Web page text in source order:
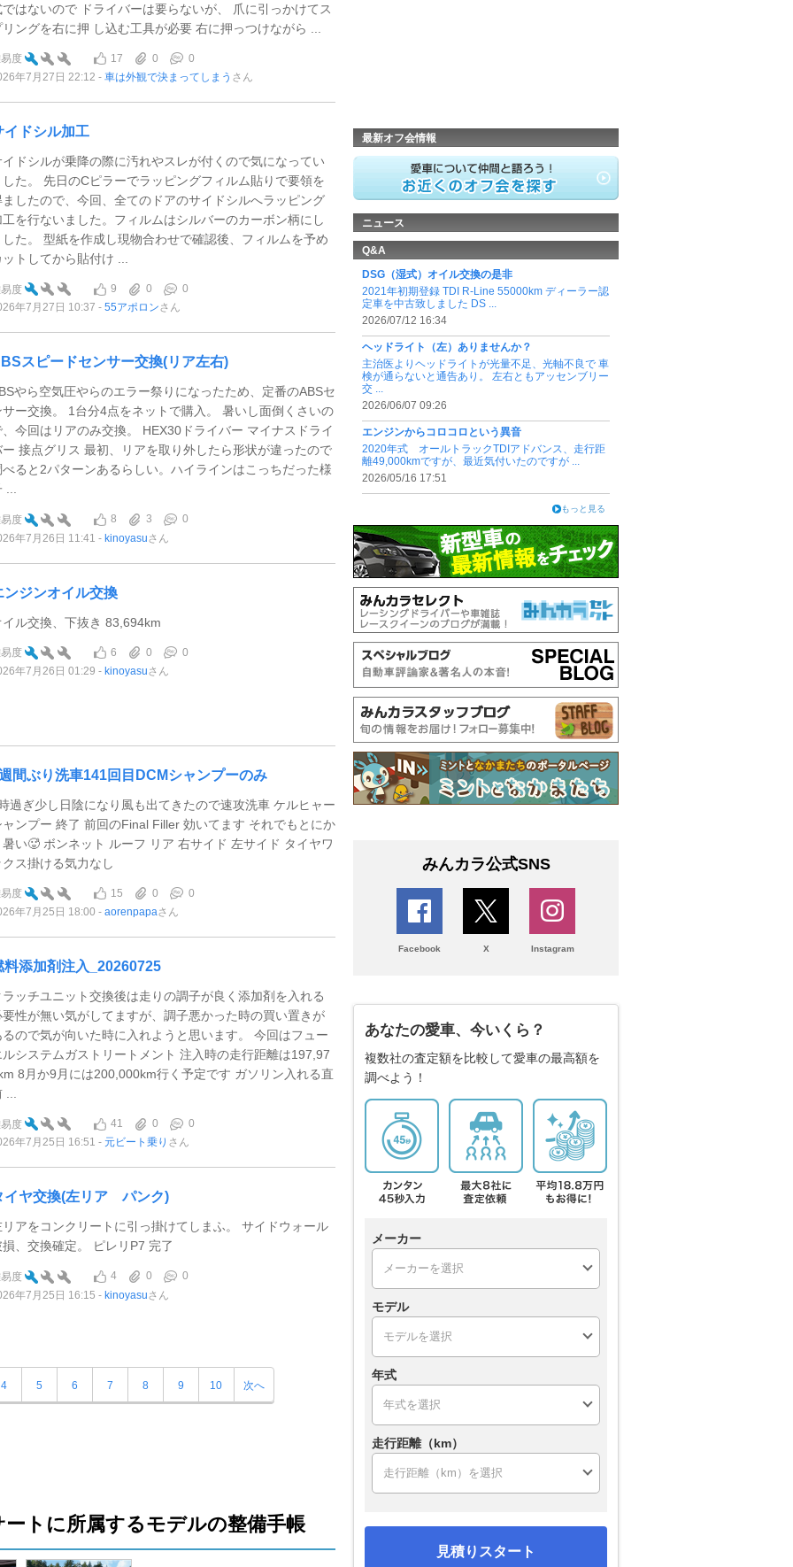
ではないので ドライバーは要らないが、 爪に引っかけてス
リングを右に押 し込む工具が必要 右に押っつけながら ...
度 17 0
0
年7月27日 22:12
車は外観で決まってしまう さん
イドシル加工
イドシルが乗降の際に汚れやスレが付くので気になってい
した。 先日のCピラーでラッピングフィルム貼りで要領を
ましたので、今回、全てのドアのサイドシルへラッピング
工を行ないました。フィルムはシルバーのカーボン柄にし
した。 型紙を作成し現物合わせで確認後、フィルムを予め
トしてから貼付け ...
度 9 0
0
年7月27日 10:37
55アポロンさん
スピードセンサー交換(リア左右)
やら空気圧やらのエラー祭りになったため、定番のABSセ
サー交換。 1台分4点をネットで購入。 暑いし面倒くさいの
、今回はリアのみ交換。 HEX30ドライバー マイナスドライ
ー 接点グリス 最初、リアを取り外したら形状が違ったので
べると2パターンあるらしい。ハイラインはこっちだった様
...
度 8 3
0
年7月26日 11:41
kinoyasuさん
ンジンオイル交換
イル交換、下抜き 83,694km
度 6 0
0
年7月26日 01:29
kinoyasuさん
間ぶり洗車141回目DCMシャンプーのみ
過ぎ少し日陰になり風も出てきたので速攻洗車 ケルヒャー
ャンプー 終了 前回のFinal Filler 効いてます それでもとにか
暑い🥵 ボンネット ルーフ リア 右サイド 左サイド タイヤワ
クス掛ける気力なし
度 15 0
0
年7月25日 18:00
aorenpapaさん
料添加剤注入_20260725
ラッチユニット交換後は走りの調子が良く添加剤を入れる
要性が無い気がしてますが、調子悪かった時の買い置きが
るので気が向いた時に入れようと思います。 今回はフュー
ルシステムガストリートメント 注入時の走行距離は197,97
8月か9月には200,000km行く予定です ガソリン入れる直
度 41 0
0
年7月25日 16:51
元ビート乗り さん
イヤ交換(左リア パンク)
リアをコンクリートに引っ掛けてしまふ。 サイドウォール
損、交換確定。 ピレリP7 完了
度 4 0
0
年7月25日 16:15
kinoyasuさん
4 5 6 7 8 9 10 次へ
トに所属するモデルの整備手帳
最新オフ会情報
ニュース
Q&A
DSG（湿式）オイル交換の是非
2021年初期登録 TDI R-Line 55000km ディーラー認
定車を中古致しました DS ...
2026/07/12 16:34
ヘッドライト（左）ありませんか？
主治医よりヘッドライトが光量不足、光軸不良で 車
検が通らないと通告あり。 左右ともアッセンブリー
交 ...
2026/06/07 09:26
エンジンからコロコロという異音
2020年式 オールトラックTDIアドバンス、走行距
離49,000kmですが、最近気付いたのですが ...
2026/05/16 17:51
もっと見る
みんカラ公式SNS
Facebook X Instagram
あなたの愛車、今いくら？
複数社の査定額を比較して愛車の最高額を
調べよう！
メーカー
モデル
年式
走行距離（km）
見積りスタート